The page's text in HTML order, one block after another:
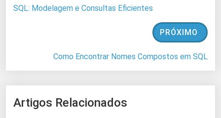
SQL: Modelagem e Consultas Eficientes
PRÓXIMO
Como Encontrar Nomes Compostos em SQL
Artigos Relacionados